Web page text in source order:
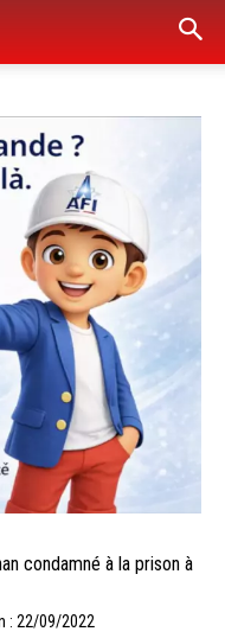
condamné à la prison à
: 22/09/2022